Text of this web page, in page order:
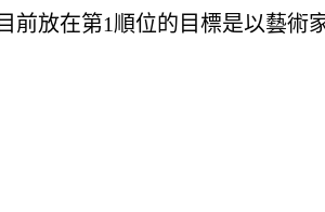
前放在第1順位的目標是以藝術